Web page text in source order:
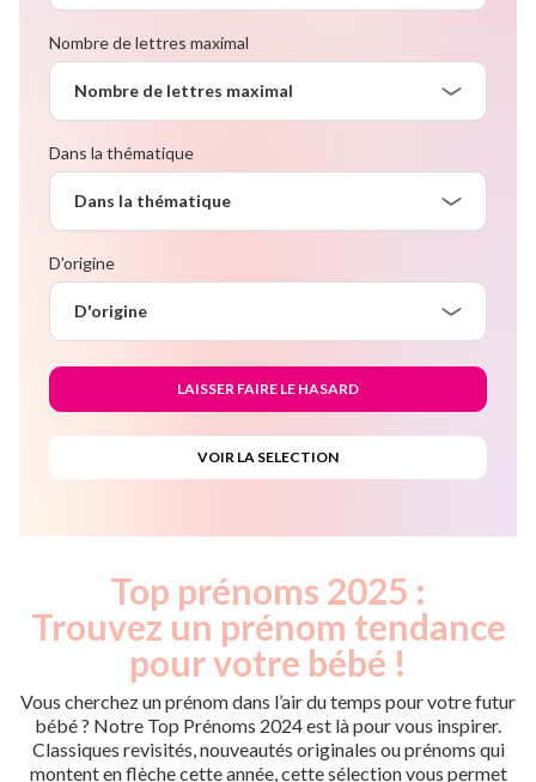
Nombre de lettres maximal
Nombre de lettres maximal
Dans la thématique
Dans la thématique
D'origine
D'origine
Top prénoms 2025 :
Trouvez un prénom tendance
pour votre bébé !
Vous cherchez un prénom dans l’air du temps pour votre futur
bébé ? Notre Top Prénoms 2024 est là pour vous inspirer.
Classiques revisités, nouveautés originales ou prénoms qui
montent en flèche cette année, cette sélection vous permet